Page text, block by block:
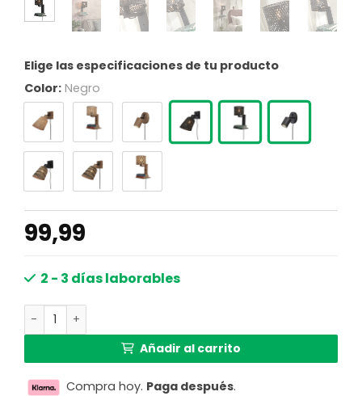
Elige las especificaciones de tu producto
Color: Negro
99,99
2 - 3 días laborables
Lámpara de pared bohemia de bambú negro GOOD &
Añadir al carrito
Compra hoy. Paga después.